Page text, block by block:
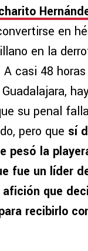
en
en la
casi 48
su penal
pero que sí
pesó la
fue un líder
que
recibirlo